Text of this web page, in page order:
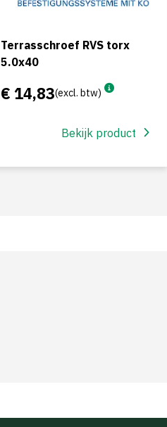
Terrasschroef RVS torx
5.0x40
€ 14,83(excl. btw)
Bekijk product